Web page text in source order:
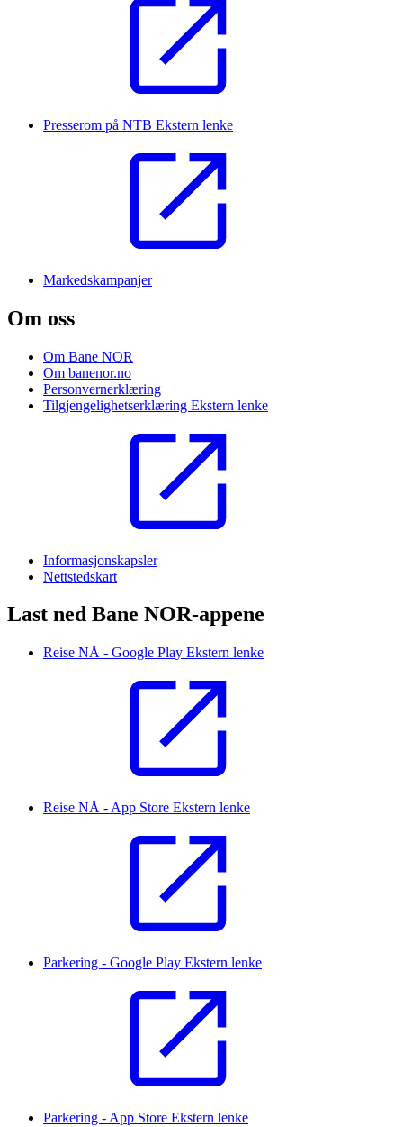
Presserom på NTB Ekstern lenke
Markedskampanjer
Om oss
Om Bane NOR
Om banenor.no
Personvernerklæring
Tilgjengelighetserklæring Ekstern lenke
Informasjonskapsler
Nettstedskart
Last ned Bane NOR-appene
Reise NÅ - Google Play Ekstern lenke
Reise NÅ - App Store Ekstern lenke
Parkering - Google Play Ekstern lenke
Parkering - App Store Ekstern lenke